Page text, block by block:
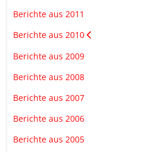
Berichte aus 2011
Berichte aus 2010
Berichte aus 2009
Berichte aus 2008
Berichte aus 2007
Berichte aus 2006
Berichte aus 2005